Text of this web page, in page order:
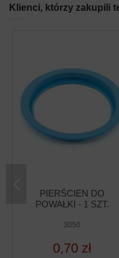
Klienci, którzy zakupili
PIERŚCIEN DO
POWAŁKI - 1 SZT.
3050
0,70 zł